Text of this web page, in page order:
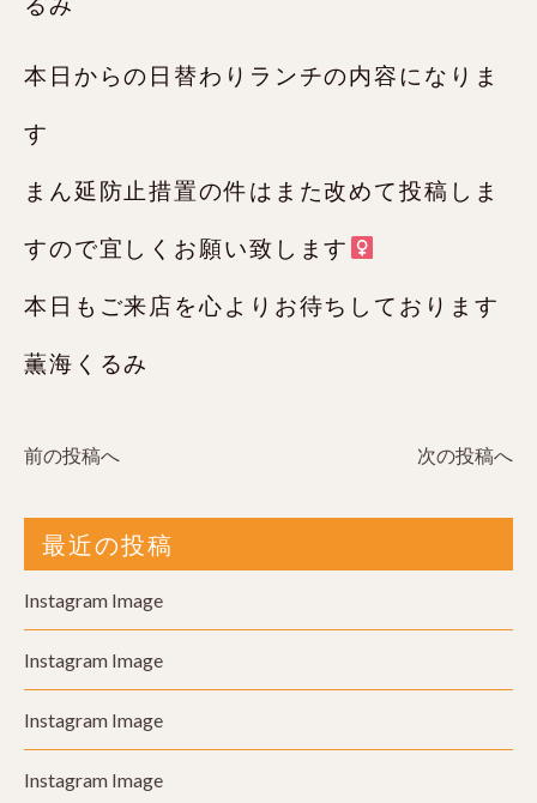
本日からの日替わりランチの内容になりま
す
まん延防止措置の件はまた改めて投稿しま
すので宜しくお願い致します‍
本日もご来店を心よりお待ちしております
薫海くるみ
前の投稿へ 次の投稿へ
最近の投稿
Instagram Image
Instagram Image
Instagram Image
Instagram Image